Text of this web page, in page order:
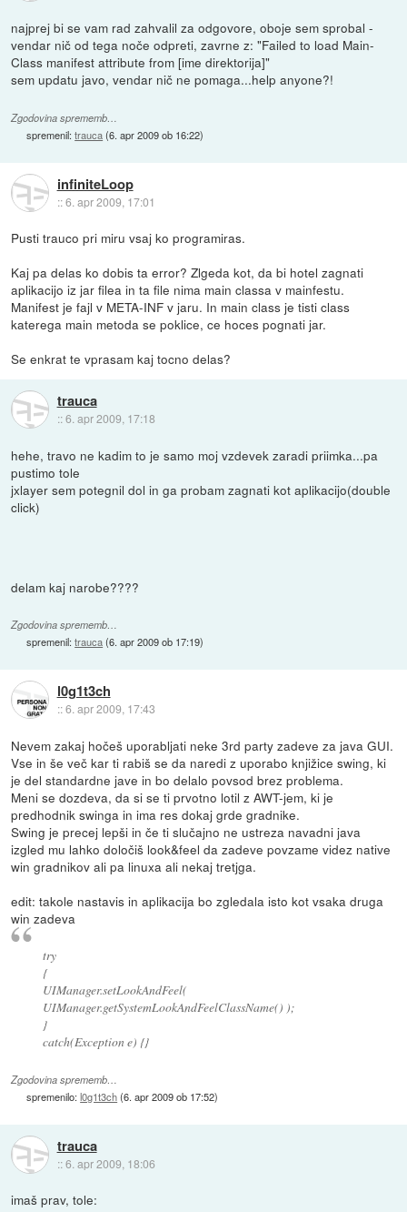
najprej bi se vam rad zahvalil za odgovore, oboje sem sprobal -
vendar nič od tega noče odpreti, zavrne z: "Failed to load Main-
Class manifest attribute from [ime direktorija]"
sem updatu javo, vendar nič ne pomaga...help anyone?!
Zgodovina sprememb…
spremenil:trauca(6. apr 2009 ob 16:22)
infiniteLoop
::6. apr 2009, 17:01
Pusti trauco pri miru vsaj ko programiras.
Kaj pa delas ko dobis ta error? Zlgeda kot, da bi hotel zagnati
aplikacijo iz jar filea in ta file nima main classa v mainfestu.
Manifest je fajl v META-INF v jaru. In main class je tisti class
katerega main metoda se poklice, ce hoces pognati jar.
Se enkrat te vprasam kaj tocno delas?
trauca
::6. apr 2009, 17:18
hehe, travo ne kadim to je samo moj vzdevek zaradi priimka...pa
pustimo tole
jxlayer sem potegnil dol in ga probam zagnati kot aplikacijo(double
click)
delam kaj narobe????
Zgodovina sprememb…
spremenil:trauca(6. apr 2009 ob 17:19)
l0g1t3ch
::6. apr 2009, 17:43
Nevem zakaj hočeš uporabljati neke 3rd party zadeve za java GUI.
Vse in še več kar ti rabiš se da naredi z uporabo knjižice swing, ki
je del standardne jave in bo delalo povsod brez problema.
Meni se dozdeva, da si se ti prvotno lotil z AWT-jem, ki je
predhodnik swinga in ima res dokaj grde gradnike.
Swing je precej lepši in če ti slučajno ne ustreza navadni java
izgled mu lahko določiš look&feel da zadeve povzame videz native
win gradnikov ali pa linuxa ali nekaj tretjga.
edit: takole nastavis in aplikacija bo zgledala isto kot vsaka druga
win zadeva
try
{
UIManager.setLookAndFeel(
UIManager.getSystemLookAndFeelClassName() );
}
catch(Exception e) {}
Zgodovina sprememb…
spremenilo:l0g1t3ch(6. apr 2009 ob 17:52)
trauca
::6. apr 2009, 18:06
imaš prav, tole: